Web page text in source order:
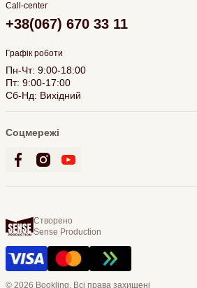
Call-center
+38(067) 670 33 11
Графік роботи
Пн-Чт: 9:00-18:00
Пт: 9:00-17:00
Сб-Нд: Вихідний
Соцмережі
Створено
Sense Production
© 2026 Bookling. Всі права захищені